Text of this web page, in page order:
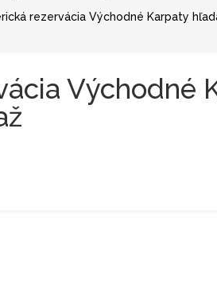
rezervácia Východné Karpaty
Východné